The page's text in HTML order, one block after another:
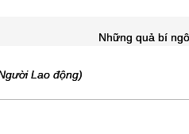
Những quả bí
Lao động)